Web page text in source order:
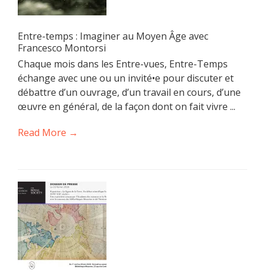
Entre-temps : Imaginer au Moyen Âge avec
Francesco Montorsi
Chaque mois dans les Entre-vues, Entre-Temps
échange avec une ou un invité•e pour discuter et
débattre d’un ouvrage, d’un travail en cours, d’une
œuvre en général, de la façon dont on fait vivre ...
Read More →